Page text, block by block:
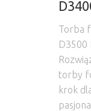
Torba
D3500
torby
krok